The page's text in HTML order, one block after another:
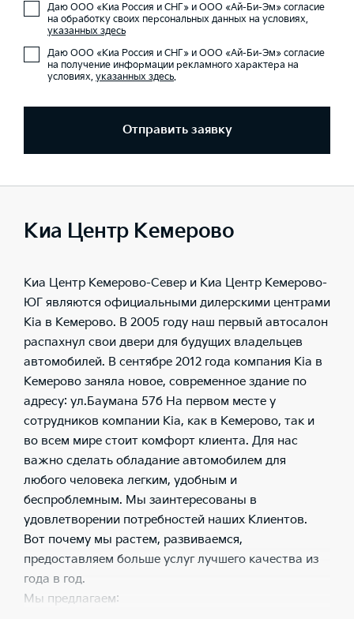
Даю ООО «Киа Россия и СНГ» и ООО «Ай-Би-Эм» согласие
на обработку своих персональных данных на условиях,
указанных здесь
Даю ООО «Киа Россия и СНГ» и ООО «Ай-Би-Эм» согласие
на получение информации рекламного характера на
условиях, указанных здесь.
Отправить заявку
Киа Центр Кемерово
Киа Центр Кемерово-Север и Киа Центр Кемерово-
ЮГ являются официальными дилерскими центрами
Kia в Кемерово. В 2005 году наш первый автосалон
распахнул свои двери для будущих владельцев
автомобилей. В сентябре 2012 года компания Kia в
Кемерово заняла новое, современное здание по
адресу: ул.Баумана 57б На первом месте у
сотрудников компании Kia, как в Кемерово, так и
во всем мире стоит комфорт клиента. Для нас
важно сделать обладание автомобилем для
любого человека легким, удобным и
беспроблемным. Мы заинтересованы в
удовлетворении потребностей наших Клиентов.
Вот почему мы растем, развиваемся,
предоставляем больше услуг лучшего качества из
года в год.
Мы предлагаем: